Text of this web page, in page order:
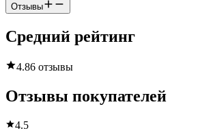
Отзывы
Средний рейтинг
4.86 отзывы
Отзывы покупателей
4.5